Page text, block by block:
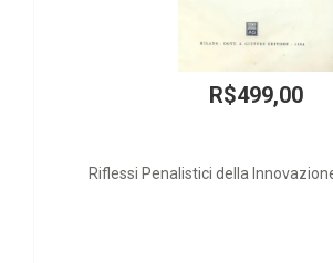
Penalistici della Innovazione Tecnologica